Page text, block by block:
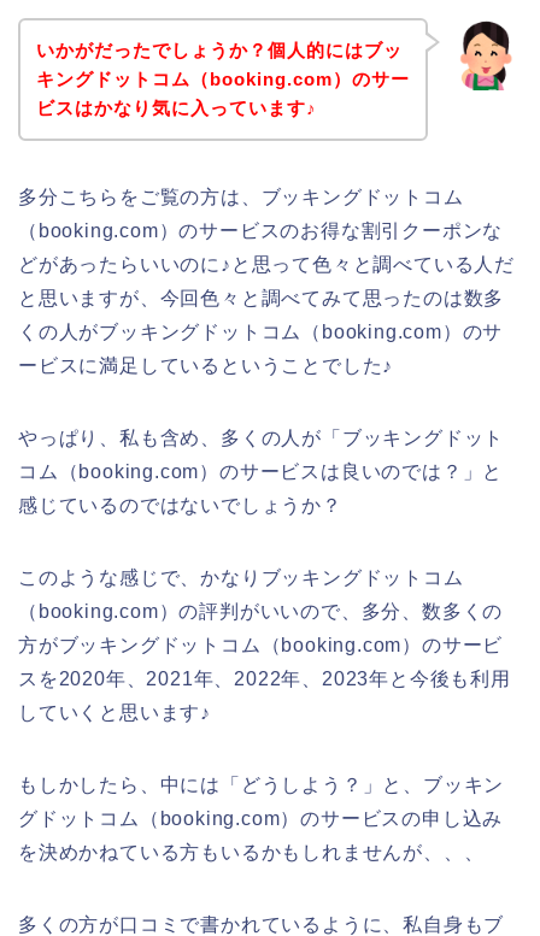
いかがだったでしょうか？個人的にはブッ
キングドットコム（booking.com）のサー
ビスはかなり気に入っています♪
多分こちらをご覧の方は、ブッキングドットコム
（booking.com）のサービスのお得な割引クーポンな
どがあったらいいのに♪と思って色々と調べている人だ
と思いますが、今回色々と調べてみて思ったのは数多
くの人がブッキングドットコム（booking.com）のサ
ービスに満足しているということでした♪
やっぱり、私も含め、多くの人が「ブッキングドット
コム（booking.com）のサービスは良いのでは？」と
感じているのではないでしょうか？
このような感じで、かなりブッキングドットコム
（booking.com）の評判がいいので、多分、数多くの
方がブッキングドットコム（booking.com）のサービ
スを2020年、2021年、2022年、2023年と今後も利用
していくと思います♪
もしかしたら、中には「どうしよう？」と、ブッキン
グドットコム（booking.com）のサービスの申し込み
を決めかねている方もいるかもしれませんが、、、
多くの方が口コミで書かれているように、私自身もブ